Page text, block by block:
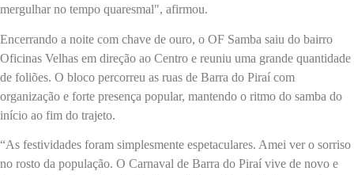
mergulhar no tempo quaresmal", afirmou.
Encerrando a noite com chave de ouro, o OF Samba saiu do bairro
Oficinas Velhas em direção ao Centro e reuniu uma grande quantidade
de foliões. O bloco percorreu as ruas de Barra do Piraí com
organização e forte presença popular, mantendo o ritmo do samba do
início ao fim do trajeto.
“As festividades foram simplesmente espetaculares. Amei ver o sorriso
no rosto da população. O Carnaval de Barra do Piraí vive de novo e